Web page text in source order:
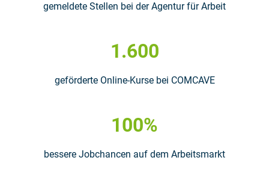
gemeldete Stellen bei der Agentur für Arbeit
1.600
geförderte Online-Kurse bei COMCAVE
100%
bessere Jobchancen auf dem Arbeitsmarkt